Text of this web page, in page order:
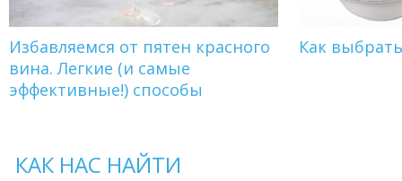
Избавляемся от пятен красного
вина. Легкие (и самые
эффективные!) способы
Как
КАК НАС НАЙТИ